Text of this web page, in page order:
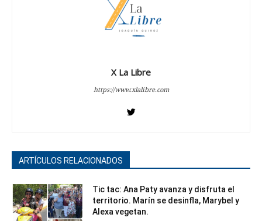
X La Libre
https://www.xlalibre.com
ARTÍCULOS RELACIONADOS
Tic tac: Ana Paty avanza y disfruta el
territorio. Marín se desinfla, Marybel y
Alexa vegetan.